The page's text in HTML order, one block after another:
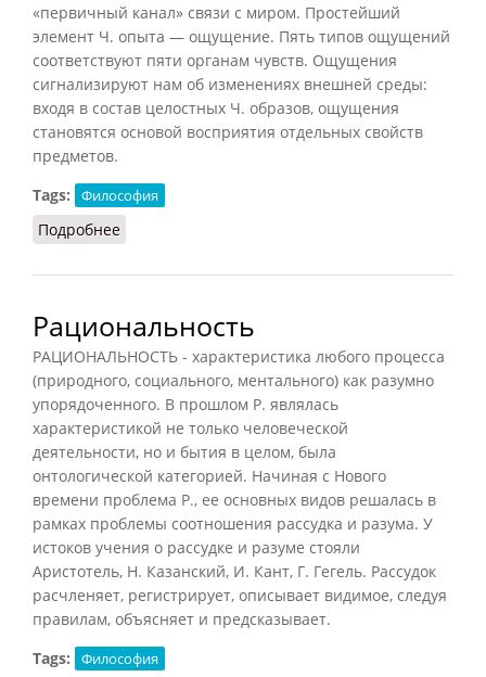
«первичный канал» связи с миром. Простейший
элемент Ч. опыта — ощущение. Пять типов ощущений
соответствуют пяти органам чувств. Ощущения
сигнализируют нам об изменениях внешней среды:
входя в состав целостных Ч. образов, ощущения
становятся основой восприятия отдельных свойств
предметов.
Tags:
Философия
Подробнее
Рациональность
РАЦИОНАЛЬНОСТЬ - характеристика любого процесса
(природного, социального, ментального) как разумно
упорядоченного. В прошлом Р. являлась
характеристикой не только человеческой
деятельности, но и бытия в целом, была
онтологической категорией. Начиная с Нового
времени проблема Р., ее основных видов решалась в
рамках проблемы соотношения рассудка и разума. У
истоков учения о рассудке и разуме стояли
Аристотель, Н. Казанский, И. Кант, Г. Гегель. Рассудок
расчленяет, регистрирует, описывает видимое, следуя
правилам, объясняет и предсказывает.
Tags:
Философия